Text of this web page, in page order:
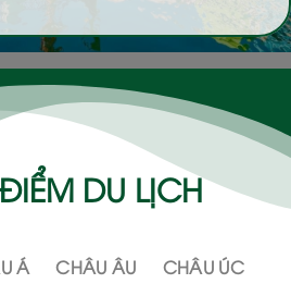
DU LỊCH
Á CHÂU ÂU
CHÂU ÚC